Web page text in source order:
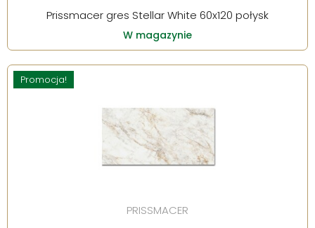
Prissmacer gres Stellar White 60x120 połysk
W magazynie
Promocja!
PRISSMACER